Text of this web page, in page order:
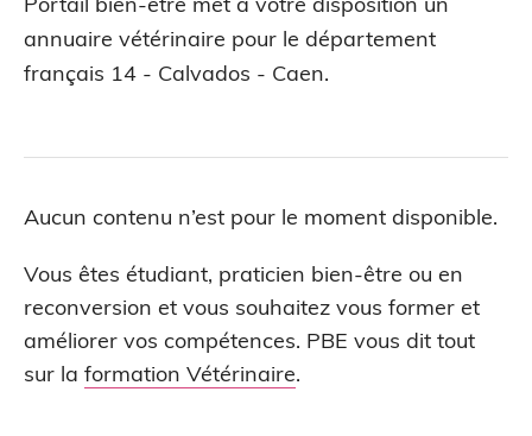
annuaire vétérinaire pour le département
français 14 - Calvados - Caen.
Aucun contenu n’est pour le moment disponible.
Vous êtes étudiant, praticien bien-être ou en
reconversion et vous souhaitez vous former et
améliorer vos compétences. PBE vous dit tout
sur la formation Vétérinaire.